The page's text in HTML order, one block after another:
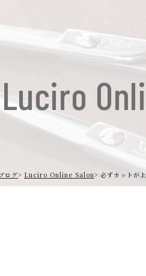
Luciro
ログ Luciro Online Salon 必ずカットが